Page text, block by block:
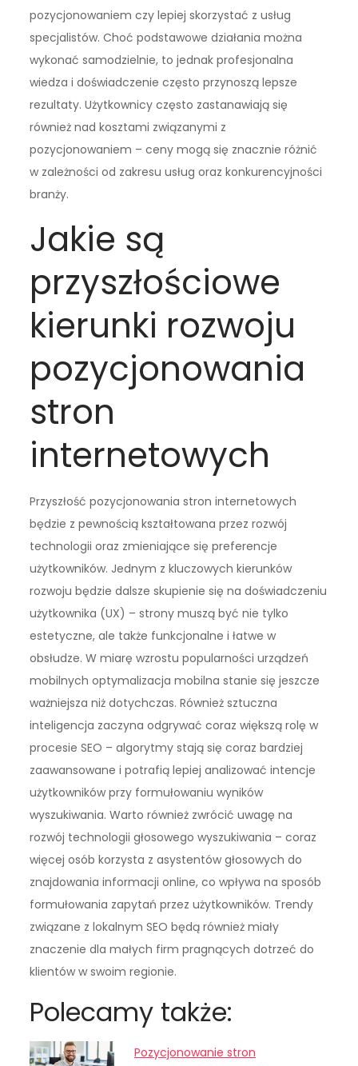
pozycjonowaniem czy lepiej skorzystać z usług
specjalistów. Choć podstawowe działania można
wykonać samodzielnie, to jednak profesjonalna
wiedza i doświadczenie często przynoszą lepsze
rezultaty. Użytkownicy często zastanawiają się
również nad kosztami związanymi z
pozycjonowaniem – ceny mogą się znacznie różnić
w zależności od zakresu usług oraz konkurencyjności
branży.
Jakie są
przyszłościowe
kierunki rozwoju
pozycjonowania
stron
internetowych
Przyszłość pozycjonowania stron internetowych
będzie z pewnością kształtowana przez rozwój
technologii oraz zmieniające się preferencje
użytkowników. Jednym z kluczowych kierunków
rozwoju będzie dalsze skupienie się na doświadczeniu
użytkownika (UX) – strony muszą być nie tylko
estetyczne, ale także funkcjonalne i łatwe w
obsłudze. W miarę wzrostu popularności urządzeń
mobilnych optymalizacja mobilna stanie się jeszcze
ważniejsza niż dotychczas. Również sztuczna
inteligencja zaczyna odgrywać coraz większą rolę w
procesie SEO – algorytmy stają się coraz bardziej
zaawansowane i potrafią lepiej analizować intencje
użytkowników przy formułowaniu wyników
wyszukiwania. Warto również zwrócić uwagę na
rozwój technologii głosowego wyszukiwania – coraz
więcej osób korzysta z asystentów głosowych do
znajdowania informacji online, co wpływa na sposób
formułowania zapytań przez użytkowników. Trendy
związane z lokalnym SEO będą również miały
znaczenie dla małych firm pragnących dotrzeć do
klientów w swoim regionie.
Polecamy także:
Pozycjonowanie stron